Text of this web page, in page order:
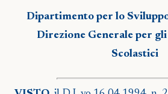
Dipartimento per lo
Direzione Generale per
Scolastici